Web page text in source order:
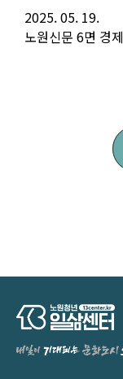
2025. 05. 19.
노원신문 6면 경제